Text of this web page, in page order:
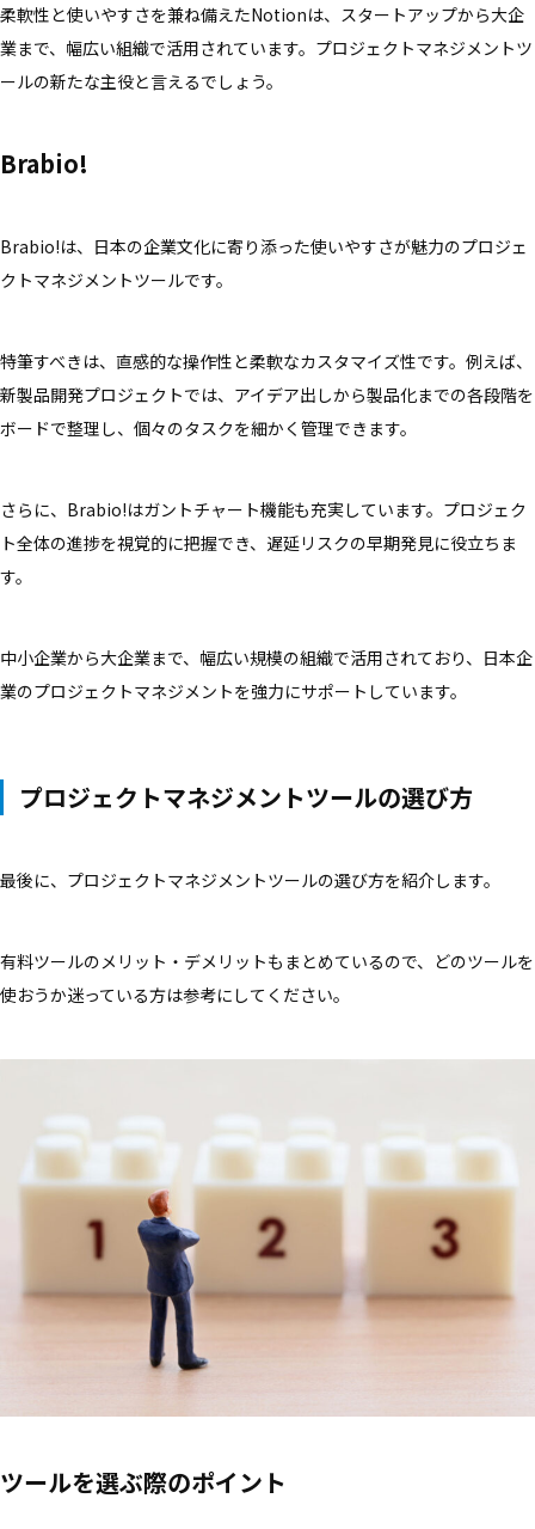
柔軟性と使いやすさを兼ね備えたNotionは、スタートアップから大企
業まで、幅広い組織で活用されています。プロジェクトマネジメントツ
ールの新たな主役と言えるでしょう。
Brabio!
Brabio!は、日本の企業文化に寄り添った使いやすさが魅力のプロジェ
クトマネジメントツールです。
特筆すべきは、直感的な操作性と柔軟なカスタマイズ性です。例えば、
新製品開発プロジェクトでは、アイデア出しから製品化までの各段階を
ボードで整理し、個々のタスクを細かく管理できます。
さらに、Brabio!はガントチャート機能も充実しています。プロジェク
ト全体の進捗を視覚的に把握でき、遅延リスクの早期発見に役立ちま
す。
中小企業から大企業まで、幅広い規模の組織で活用されており、日本企
業のプロジェクトマネジメントを強力にサポートしています。
プロジェクトマネジメントツールの選び方
最後に、プロジェクトマネジメントツールの選び方を紹介します。
有料ツールのメリット・デメリットもまとめているので、どのツールを
使おうか迷っている方は参考にしてください。
ツールを選ぶ際のポイント